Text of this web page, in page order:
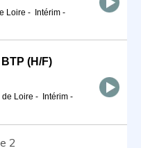
Loire - Intérim -
(H/F)
de Loire - Intérim -
2